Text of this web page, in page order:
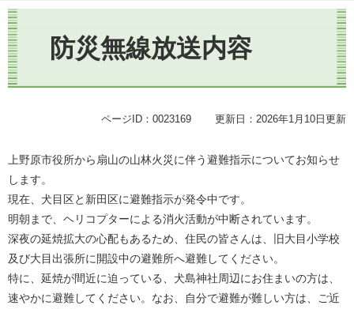
文
へ
本
文
防災無線放送内容
ページID：0023169 更新日：2026年1月10日更新
上野原市役所から扇山の山林火災に伴う避難指示についてお知らせ
します。
現在、犬目区と新田区に避難指示が発令中です。
明朝まで、ヘリコプターによる消火活動が中断されています。
深夜の延焼拡大の心配もあるため、住民の皆さんは、旧大目小学校
及び大目出張所に開設中の避難所へ避難してください。
特に、延焼が間近に迫っている、犬島神社周辺にお住まいの方は、
速やかに避難してください。なお、自分で避難が難しい方は、ご近